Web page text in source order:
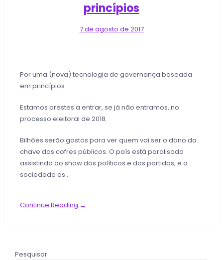
princípios
7 de agosto de 2017
Por uma (nova) tecnologia de governança baseada
em princípios
Estamos prestes a entrar, se já não entramos, no
processo eleitoral de 2018.
Bilhões serão gastos para ver quem vai ser o dono da
chave dos cofres públicos. O país está paralisado
assistindo ao show dos políticos e dos partidos, e a
sociedade es…
Continue Reading →
Pesquisar